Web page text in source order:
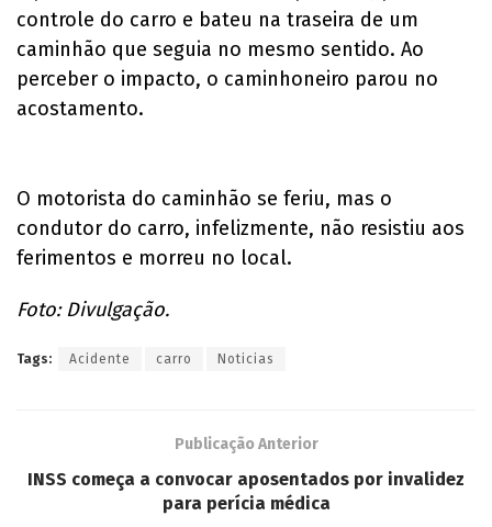
controle do carro e bateu na traseira de um
caminhão que seguia no mesmo sentido. Ao
perceber o impacto, o caminhoneiro parou no
acostamento.
O motorista do caminhão se feriu, mas o
condutor do carro, infelizmente, não resistiu aos
ferimentos e morreu no local.
Foto: Divulgação.
Tags: Acidente carro Noticias
Publicação Anterior
INSS começa a convocar aposentados por invalidez
para perícia médica